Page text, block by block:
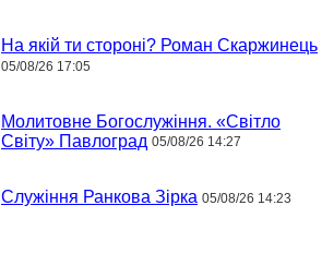
На якій ти стороні? Роман Скаржинець
05/08/26 17:05
Молитовне Богослужіння. «Світло
Світу» Павлоград 05/08/26 14:27
Служіння Ранкова Зірка 05/08/26 14:23